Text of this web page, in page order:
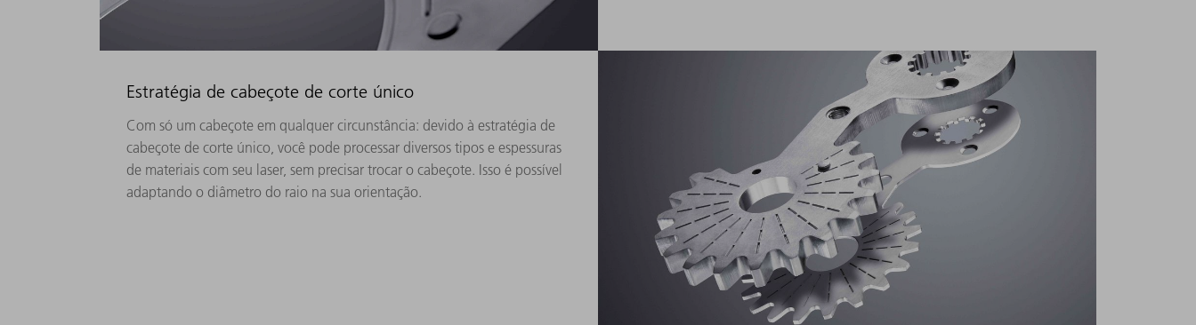
Estratégia de cabeçote de corte único
Com só um cabeçote em qualquer circunstância: devido à estratégia de
cabeçote de corte único, você pode processar diversos tipos e espessuras
de materiais com seu laser, sem precisar trocar o cabeçote. Isso é possível
adaptando o diâmetro do raio na sua orientação.